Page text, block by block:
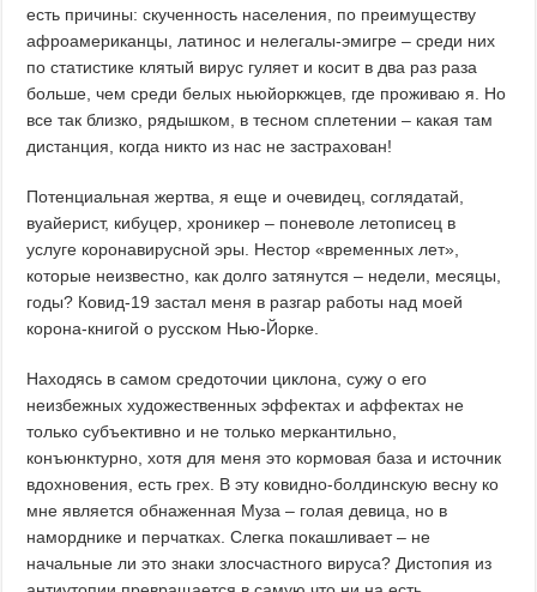
есть причины: скученность населения, по преимуществу
афроамериканцы, латинос и нелегалы-эмигре – среди них
по статистике клятый вирус гуляет и косит в два раз раза
больше, чем среди белых ньюйоркжцев, где проживаю я. Но
все так близко, рядышком, в тесном сплетении – какая там
дистанция, когда никто из нас не застрахован!
Потенциальная жертва, я еще и очевидец, соглядатай,
вуайерист, кибуцер, хроникер – поневоле летописец в
услуге коронавирусной эры. Нестор «временных лет»,
которые неизвестно, как долго затянутся – недели, месяцы,
годы? Ковид-19 застал меня в разгар работы над моей
корона-книгой о русском Нью-Йорке.
Находясь в самом средоточии циклона, сужу о его
неизбежных художественных эффектах и аффектах не
только субъективно и не только меркантильно,
конъюнктурно, хотя для меня это кормовая база и источник
вдохновения, есть грех. В эту ковидно-болдинскую весну ко
мне является обнаженная Муза – голая девица, но в
наморднике и перчатках. Слегка покашливает – не
начальные ли это знаки злосчастного вируса? Дистопия из